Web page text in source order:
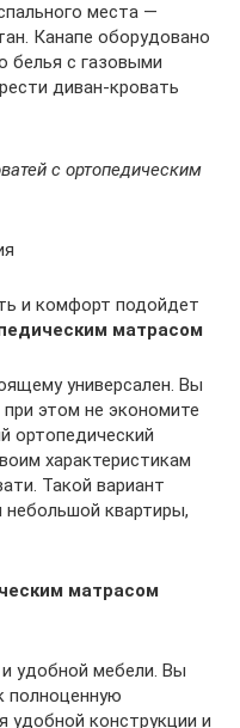
места —
Канапе оборудовано
белья с газовыми
диван-кровать
с ортопедическим
и комфорт подойдет
матрасом
универсален. Вы
этом не экономите
ортопедический
характеристикам
Такой вариант
квартиры,
матрасом
удобной мебели. Вы
полноценную
удобной конструкции и